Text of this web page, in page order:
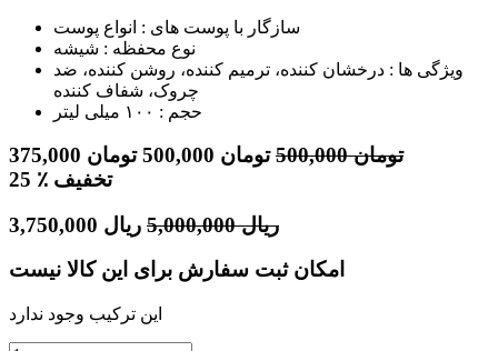
سازگار با پوست های : انواع پوست
نوع محفظه : شیشه
ویژگی ها : درخشان کننده، ترمیم کننده، روشن کننده، ضد
چروک، شفاف کننده
حجم : ۱۰۰ میلی لیتر
375,000 تومان 500,000تومان 500,000 تومان
25
٪ تخفیف
3,750,000 ریال 5,000,000 ریال
امکان ثبت سفارش برای این کالا نیست
این ترکیب وجود ندارد